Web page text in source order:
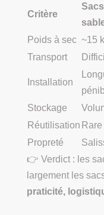
Critère
Poids à sec ~15
Transport
Installation
Stockage
Réutilisation Rare
Propreté
👉 Verdict : les
largement les
praticité,